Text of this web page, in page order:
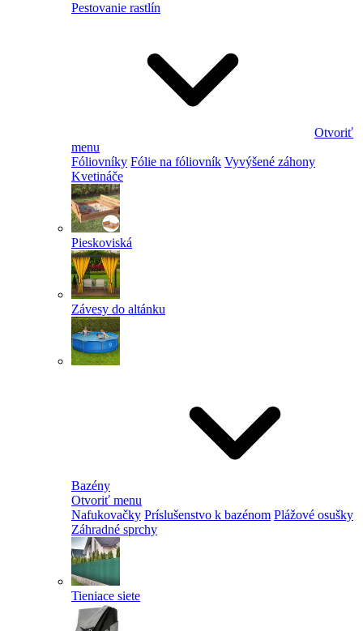
Pestovanie rastlín
Otvoriť
menu
Fóliovníky Fólie na fóliovník Vyvýšené záhony
Kvetináče
Pieskoviská
Závesy do altánku
Bazény
Otvoriť menu
Nafukovačky Príslušenstvo k bazénom Plážové osušky
Záhradné sprchy
Tieniace siete